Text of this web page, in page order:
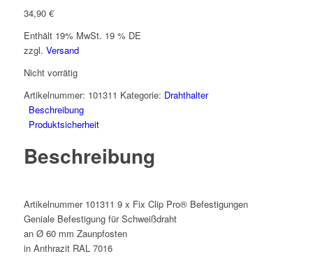
34,90 €
Enthält 19% MwSt. 19 % DE
zzgl. Versand
Nicht vorrätig
Artikelnummer: 101311 Kategorie: Drahthalter
Beschreibung
Produktsicherheit
Beschreibung
Artikelnummer 101311 9 x Fix Clip Pro® Befestigungen
Geniale Befestigung für Schweißdraht
an Ø 60 mm Zaunpfosten
in Anthrazit RAL 7016